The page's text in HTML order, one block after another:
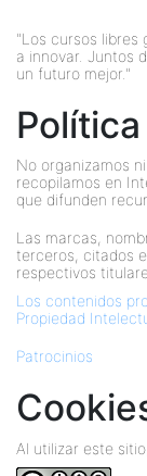
"Los cursos libres
a innovar. Juntos
un futuro mejor."
No organizamos
recopilamos en
que difunden
Las marcas,
terceros, citados
respectivos
Los contenidos
Propiedad
Patrocinios
Al utilizar este